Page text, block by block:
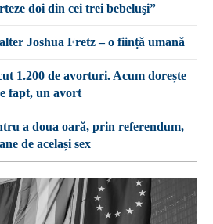
doi din cei trei bebeluşi”
Joshua Fretz – o ființă umană
1.200 de avorturi. Acum dorește
fapt, un avort
a doua oară, prin referendum,
de același sex